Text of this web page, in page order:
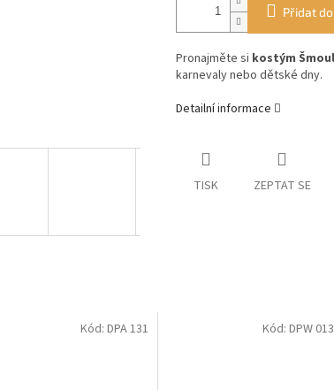
Přidat
Pronajměte si kostým
karnevaly nebo dětské dny.
Detailní informace
TISK ZEPTAT SE
Kód: DPA 131 Kód:DPW 013